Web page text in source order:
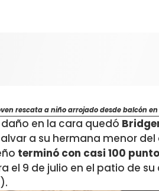
rescata a niño arrojado desde balcón
en la cara quedó
a su hermana menor
terminó con casi 100
el 9 de julio en el patio de